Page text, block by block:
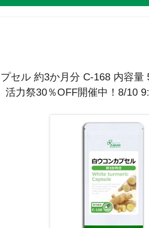
セル 約3か月分 C-168 内容
活力祭30％OFF開催中！8/10